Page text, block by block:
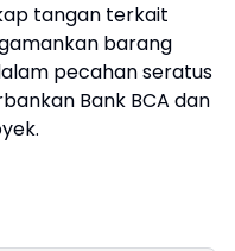
tangan terkait
barang
pecahan seratus
Bank BCA dan